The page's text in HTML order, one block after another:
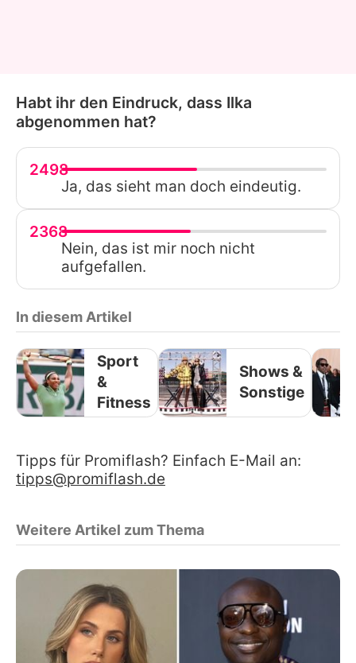
Habt ihr den Eindruck, dass Ilka
abgenommen hat?
2498
Ja, das sieht man doch eindeutig.
2368
Nein, das ist mir noch nicht
aufgefallen.
In diesem Artikel
Sport
&
Fitness
Shows &
Sonstige
Tipps für Promiflash? Einfach E-Mail an:
tipps@promiflash.de
Weitere Artikel zum Thema